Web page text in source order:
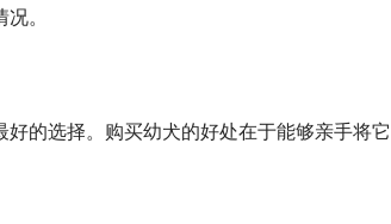
。
的选择。购买幼犬的好处在于能够亲手将它